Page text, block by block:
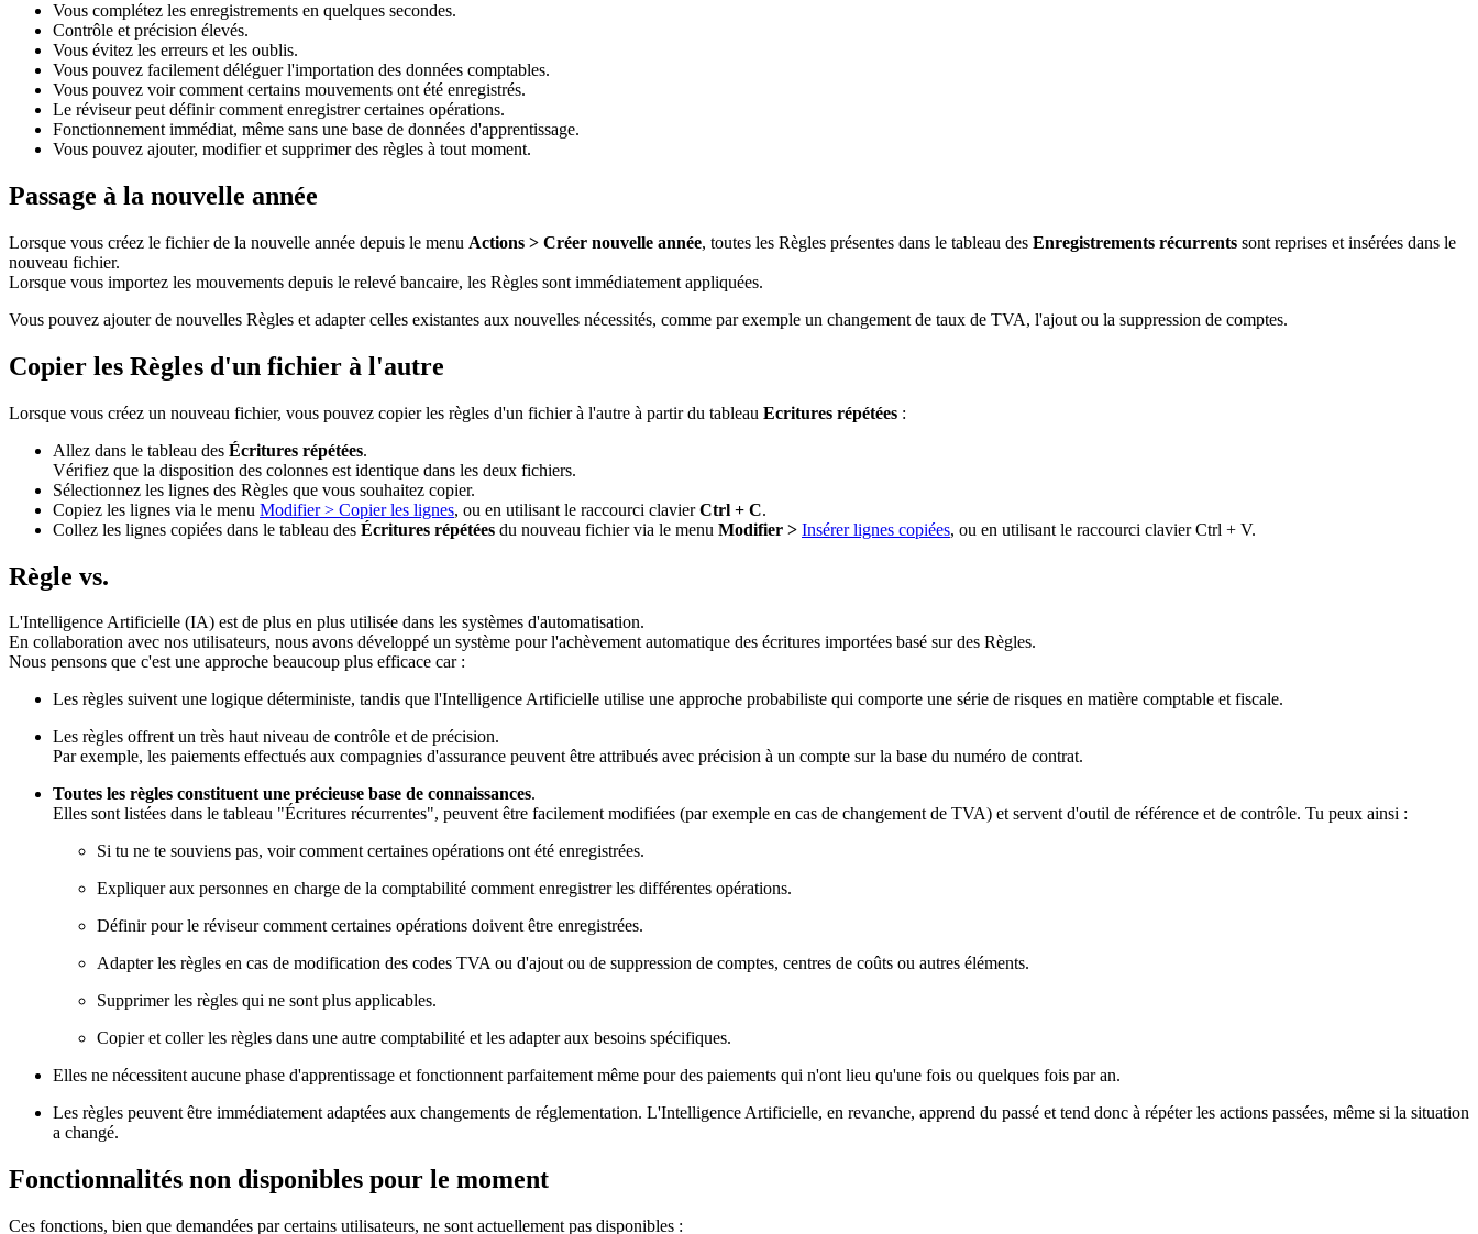
Vous complétez les enregistrements en quelques secondes.
Contrôle et précision élevés.
Vous évitez les erreurs et les oublis.
Vous pouvez facilement déléguer l'importation des données comptables.
Vous pouvez voir comment certains mouvements ont été enregistrés.
Le réviseur peut définir comment enregistrer certaines opérations.
Fonctionnement immédiat, même sans une base de données d'apprentissage.
Vous pouvez ajouter, modifier et supprimer des règles à tout moment.
Passage à la nouvelle année
Lorsque vous créez le fichier de la nouvelle année depuis le menu Actions > Créer nouvelle année, toutes les Règles présentes dans le tableau des Enregistrements récurrents sont reprises et insérées dans le
nouveau fichier.
Lorsque vous importez les mouvements depuis le relevé bancaire, les Règles sont immédiatement appliquées.
Vous pouvez ajouter de nouvelles Règles et adapter celles existantes aux nouvelles nécessités, comme par exemple un changement de taux de TVA, l'ajout ou la suppression de comptes.
Copier les Règles d'un fichier à l'autre
Lorsque vous créez un nouveau fichier, vous pouvez copier les règles d'un fichier à l'autre à partir du tableau Ecritures répétées :
Allez dans le tableau des Écritures répétées.
Vérifiez que la disposition des colonnes est identique dans les deux fichiers.
Sélectionnez les lignes des Règles que vous souhaitez copier.
Copiez les lignes via le menu Modifier > Copier les lignes, ou en utilisant le raccourci clavierCtrl + C.
Collez les lignes copiées dans le tableau des Écritures répétées du nouveau fichier via le menu Modifier > Insérer lignes copiées, ou en utilisant le raccourci clavier Ctrl + V.
Règle vs.
L'Intelligence Artificielle (IA) est de plus en plus utilisée dans les systèmes d'automatisation.
En collaboration avec nos utilisateurs, nous avons développé un système pour l'achèvement automatique des écritures importées basé sur des Règles.
Nous pensons que c'est une approche beaucoup plus efficace car :
Les règles suivent une logique déterministe, tandis que l'Intelligence Artificielle utilise une approche probabiliste qui comporte une série de risques en matière comptable et fiscale.
Les règles offrent un très haut niveau de contrôle et de précision.
Par exemple, les paiements effectués aux compagnies d'assurance peuvent être attribués avec précision à un compte sur la base du numéro de contrat.
Toutes les règles constituent une précieuse base de connaissances.
Elles sont listées dans le tableau "Écritures récurrentes", peuvent être facilement modifiées (par exemple en cas de changement de TVA) et servent d'outil de référence et de contrôle. Tu peux ainsi :
Si tu ne te souviens pas, voir comment certaines opérations ont été enregistrées.
Expliquer aux personnes en charge de la comptabilité comment enregistrer les différentes opérations.
Définir pour le réviseur comment certaines opérations doivent être enregistrées.
Adapter les règles en cas de modification des codes TVA ou d'ajout ou de suppression de comptes, centres de coûts ou autres éléments.
Supprimer les règles qui ne sont plus applicables.
Copier et coller les règles dans une autre comptabilité et les adapter aux besoins spécifiques.
Elles ne nécessitent aucune phase d'apprentissage et fonctionnent parfaitement même pour des paiements qui n'ont lieu qu'une fois ou quelques fois par an.
Les règles peuvent être immédiatement adaptées aux changements de réglementation. L'Intelligence Artificielle, en revanche, apprend du passé et tend donc à répéter les actions passées, même si la situation
a changé.
Fonctionnalités non disponibles pour le moment
Ces fonctions, bien que demandées par certains utilisateurs, ne sont actuellement pas disponibles :